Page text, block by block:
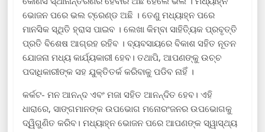
ଭୋଜନ ପରେ ଭଲ ଟ୍ରେଣ୍ଡ ଅଛି । ତେଣୁ ମଧ୍ୟାହ୍ନ ପରେ
ମାନସିକ ସ୍ଥିତି ହ୍ରାସ ପାଇବ । ଲେଖା କିମ୍ବା ସାହିତ୍ୟିକ ପ୍ରବୃତ୍ତି
ପ୍ରତି ବିଶେଷ ଆଗ୍ରହ ରହିବ । ବ୍ୟବସାୟରେ ବିକାଶ ସହିତ ନୂତନ
ଯୋଜନା ମଧ୍ୟ କାର୍ଯ୍ୟକାରୀ ହେବ। ତଥାପି, ଆପଣଙ୍କୁ ଉଚ୍ଚ
ପଦାଧିକାରୀଙ୍କ ସହ ଯୁକ୍ତିତର୍କ କରିବାକୁ ପଡିବ ନାହିଁ ।
କର୍କଟ- ମନ ଆନନ୍ଦ ଏବଂ ମଜା ସହିତ ଆନନ୍ଦିତ ହେବ। ଏହି
ଧାରାରେ, ସାଙ୍ଗମାନଙ୍କ ଉପଭୋଗ ମନୋରଂଜନର ଉପଭୋଗକୁ
ଦ୍ୱିଗୁଣିତ କରିବ। ମଧ୍ୟାହ୍ନ ଭୋଜନ ପରେ ଆପଣଙ୍କ ସ୍ୱାସ୍ଥ୍ୟ